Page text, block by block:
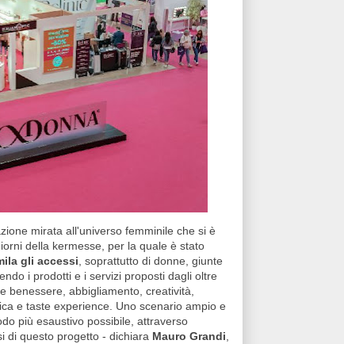
mirata all'universo femminile che si è
della kermesse, per la quale è stato
gli accessi, soprattutto di donne, giunte
i prodotti e i servizi proposti dagli oltre
benessere, abbigliamento, creatività,
e taste experience. Uno scenario ampio e
più esaustivo possibile, attraverso
di questo progetto - dichiara Mauro Grandi,